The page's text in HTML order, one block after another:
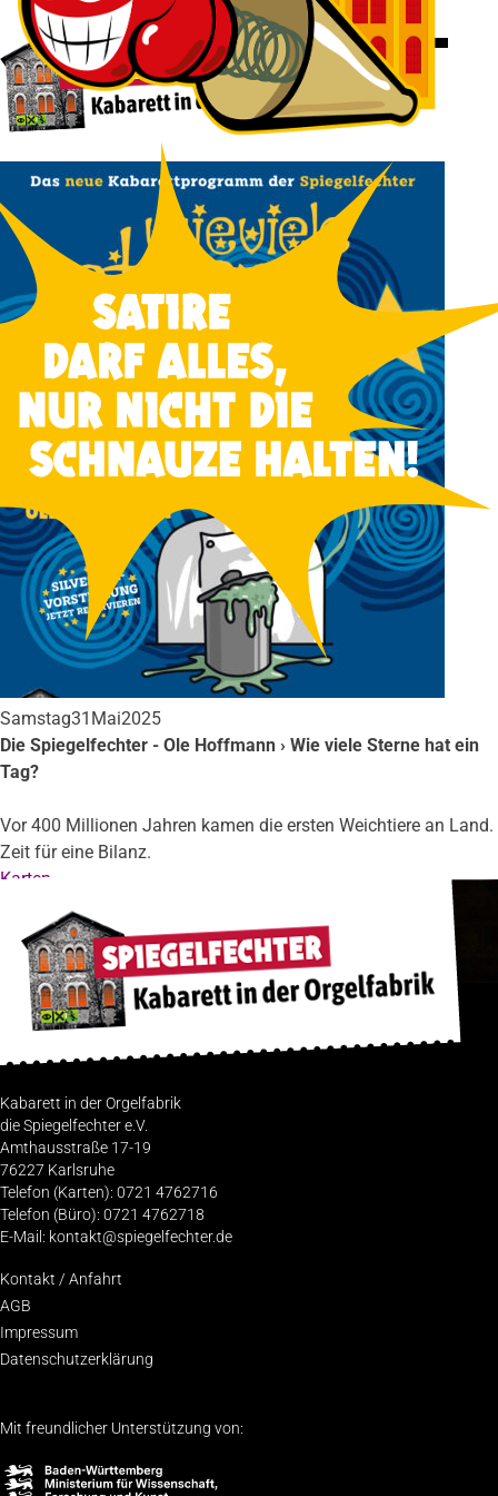
Samstag31 Mai2025
Die Spiegelfechter - Ole Hoffmann › Wie viele Sterne hat ein
Tag?
Vor 400 Millionen Jahren kamen die ersten Weichtiere an Land.
Zeit für eine Bilanz.
Karten
Kabarett in der Orgelfabrik
die Spiegelfechter e.V.
Amthausstraße 17-19
76227 Karlsruhe
Telefon (Karten): 0721 4762716
Telefon (Büro): 0721 4762718
E-Mail: kontakt@spiegelfechter.de
Kon­takt / Anfahrt
AGB
Impres­sum
Daten­schutz­er­klä­rung
Mit freundlicher Unterstützung von: